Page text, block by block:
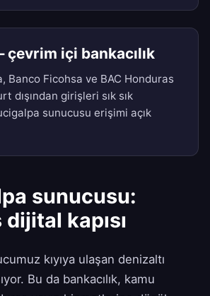
çevrim içi bankacılık
Banco Ficohsa ve BAC Honduras
dışından girişleri sık sık
sunucusu erişimi açık
sunucusu:
kapısı
kıyıya ulaşan denizaltı
Bu da bankacılık, kamu